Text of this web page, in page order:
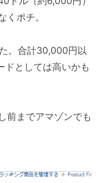
ポチ。
。合計30,000円以
ドとしては高いかも
前までアマゾンでも